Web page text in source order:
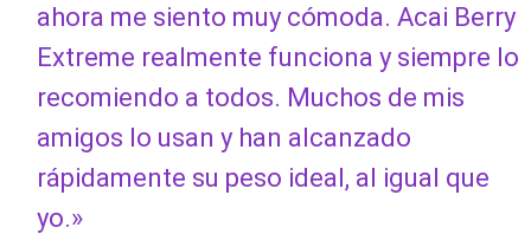
ahora me siento muy cómoda. Acai Berry
Extreme realmente funciona y siempre lo
recomiendo a todos. Muchos de mis
amigos lo usan y han alcanzado
rápidamente su peso ideal, al igual que
yo.»